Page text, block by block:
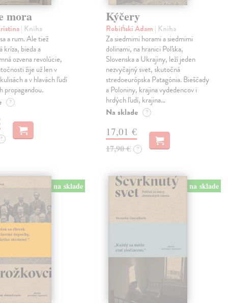
mora
| Kniha
a rum. Ale tiež
kríza, bieda a
ozvena revolúcie,
žije už len v
a v hlavách ľudí
propagandou.
?
?
Kýčery
Robiński Adam | Kniha
Za siedmimi horami a siedmimi
dolinami, na hranici Poľska,
Slovenska a Ukrajiny, leží jeden
nezvyčajný svet, skutočná
stredoeurópska Patagónia. Bieščady
a Poloniny, krajina vydedencov i
hrdých ľudí, krajina…
Na sklade ?
17,01 €
17,90 € ?
na sklade na sklade